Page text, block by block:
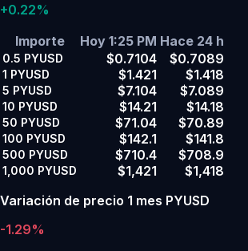
+0.22%
Importe
Hoy 1:25 PM Hace 24 h
0.5 PYUSD $0.7104 $0.7089
1 PYUSD $1.421 $1.418
5 PYUSD $7.104 $7.089
10 PYUSD $14.21 $14.18
50 PYUSD $71.04 $70.89
100 PYUSD $142.1 $141.8
500 PYUSD $710.4 $708.9
1,000 PYUSD $1,421
$1,418
Variación de precio 1 mes PYUSD
-1.29%